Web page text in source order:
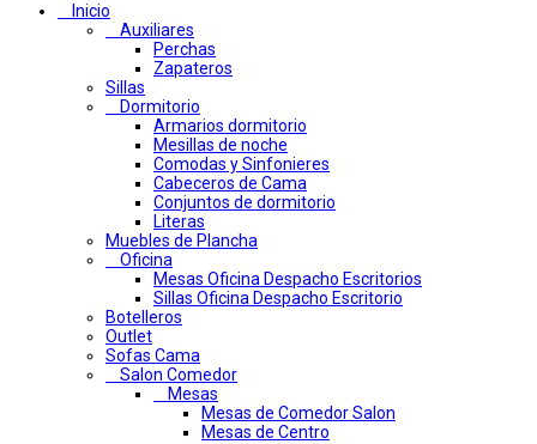
Inicio
Auxiliares
Perchas
Zapateros
Sillas
Dormitorio
Armarios dormitorio
Mesillas de noche
Comodas y Sinfonieres
Cabeceros de Cama
Conjuntos de dormitorio
Literas
Muebles de Plancha
Oficina
Mesas Oficina Despacho Escritorios
Sillas Oficina Despacho Escritorio
Botelleros
Outlet
Sofas Cama
Salon Comedor
Mesas
Mesas de Comedor Salon
Mesas de Centro